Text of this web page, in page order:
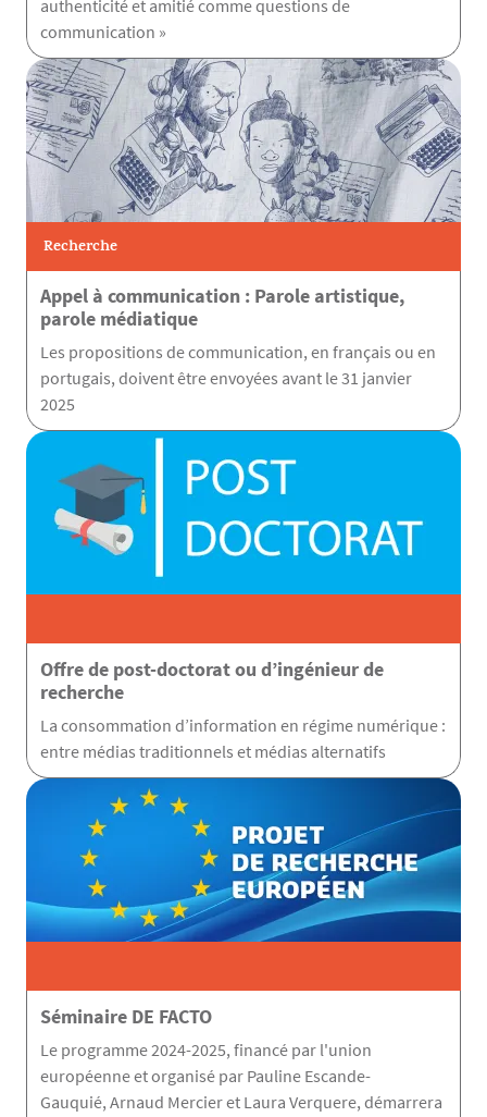
authenticité et amitié comme questions de
communication »
Recherche
Appel à communication : Parole artistique,
parole médiatique
Les propositions de communication, en français ou en
portugais, doivent être envoyées avant le 31 janvier
2025
Offre de post-doctorat ou d’ingénieur de
recherche
La consommation d’information en régime numérique :
entre médias traditionnels et médias alternatifs
Séminaire DE FACTO
Le programme 2024-2025, financé par l'union
européenne et organisé par Pauline Escande-
Gauquié, Arnaud Mercier et Laura Verquere, démarrera